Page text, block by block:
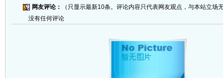
网友评论：
（只显示最新10条。评论内容只代表网友观点，与本站立场
没有任何评论